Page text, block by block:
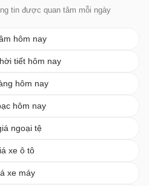
tin được quan tâm mỗi ngày
hôm nay
tiết hôm nay
hôm nay
hôm nay
ngoại tệ
xe ô tô
xe máy